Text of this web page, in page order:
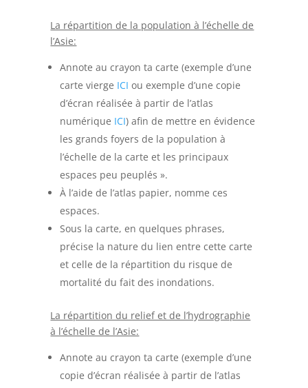
La répartition de la population à l’échelle de
l’Asie:
Annote au crayon ta carte (exemple d’une
carte vierge ICIou exemple d’une copie
d’écran réalisée à partir de l’atlas
numérique ICI) afin de mettre en évidence
les grands foyers de la population à
l’échelle de la carte et les principaux
espaces peu peuplés ».
À l’aide de l’atlas papier, nomme ces
espaces.
Sous la carte, en quelques phrases,
précise la nature du lien entre cette carte
et celle de la répartition du risque de
mortalité du fait des inondations.
La répartition du relief et de l’hydrographie
à l’échelle de l’Asie:
Annote au crayon ta carte (exemple d’une
copie d’écran réalisée à partir de l’atlas